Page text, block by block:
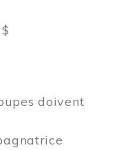
doivent